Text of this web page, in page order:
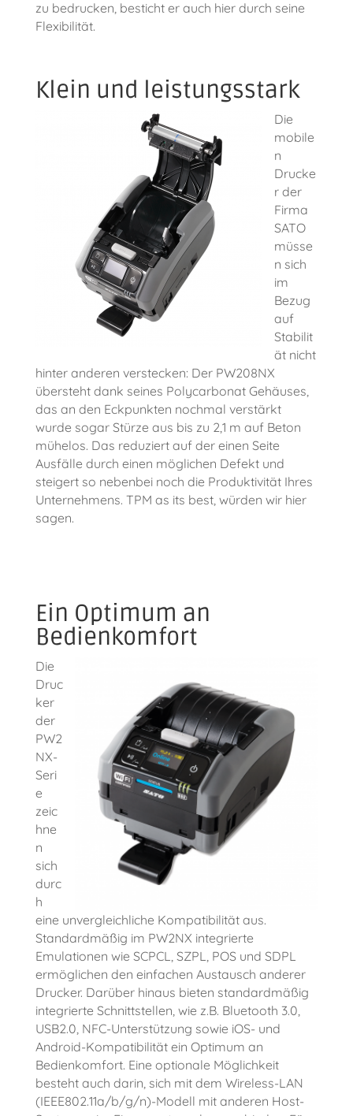
zu bedrucken, besticht er auch hier durch seine
Flexibilität.
Klein und leistungsstark
Die
mobile
n
Drucke
r der
Firma
SATO
müsse
n sich
im
Bezug
auf
Stabilit
ät nicht
hinter anderen verstecken: Der PW208NX
übersteht dank seines Polycarbonat Gehäuses,
das an den Eckpunkten nochmal verstärkt
wurde sogar Stürze aus bis zu 2,1 m auf Beton
mühelos. Das reduziert auf der einen Seite
Ausfälle durch einen möglichen Defekt und
steigert so nebenbei noch die Produktivität Ihres
Unternehmens. TPM as its best, würden wir hier
sagen.
Ein Optimum an
Bedienkomfort
Die
Druc
ker
der
PW2
NX-
Seri
e
zeic
hne
n
sich
durc
h
eine unvergleichliche Kompatibilität aus.
Standardmäßig im PW2NX integrierte
Emulationen wie SCPCL, SZPL, POS und SDPL
ermöglichen den einfachen Austausch anderer
Drucker. Darüber hinaus bieten standardmäßig
integrierte Schnittstellen, wie z.B. Bluetooth 3.0,
USB2.0, NFC-Unterstützung sowie iOS- und
Android-Kompatibilität ein Optimum an
Bedienkomfort. Eine optionale Möglichkeit
besteht auch darin, sich mit dem Wireless-LAN
(IEEE802.11a/b/g/n)-Modell mit anderen Host-